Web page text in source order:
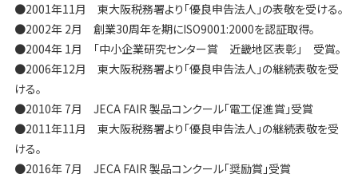
●2001年11月 東大阪税務署より「優良申告法人」の表敬を受ける。
●2002年 2月 創業30周年を期にISO9001:2000を認証取得。
●2004年 1月 「中小企業研究センター賞 近畿地区表彰」 受賞。
●2006年12月 東大阪税務署より「優良申告法人」の継続表敬を受
ける。
●2010年 7月 JECA FAIR 製品コンクール「電工促進賞」受賞
●2011年11月 東大阪税務署より「優良申告法人」の継続表敬を受
ける。
●2016年 7月 JECA FAIR 製品コンクール「奨励賞」受賞